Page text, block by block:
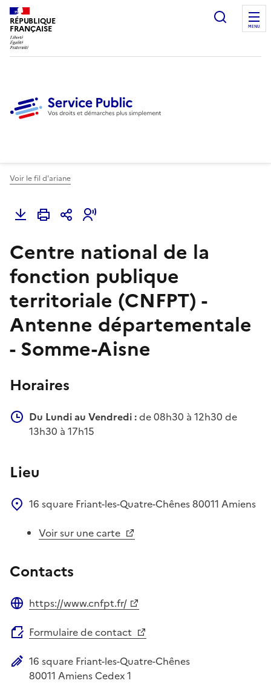
RÉPUBLIQUE
FRANÇAISE
Ouvrir
MENU
Voir le fil d'ariane
Centre national de la
fonction publique
territoriale (CNFPT) -
Antenne départementale
- Somme-Aisne
Horaires
Du Lundi au Vendredi :de 08h30 à 12h30 de
13h30 à 17h15
Lieu
16 square Friant-les-Quatre-Chênes80011 Amiens
Voir sur une carte
Contacts
https://www.cnfpt.fr/
Formulaire de contact
Adresse postale
16 square Friant-les-Quatre-Chênes
80011 Amiens Cedex 1